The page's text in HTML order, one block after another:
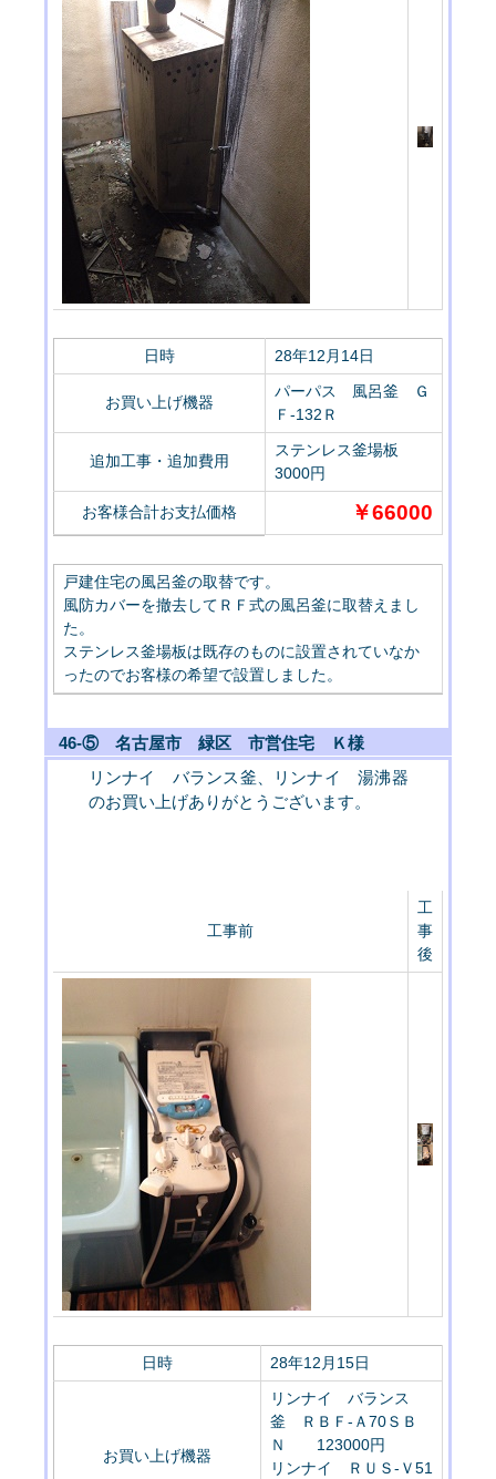
日時 28年12月14日
お買い上げ機器
パーパス 風呂釜 Ｇ
Ｆ-132Ｒ
追加工事・追加費用
ステンレス釜場板
3000円
お客様合計お支払価格 ￥66000
戸建住宅の風呂釜の取替です。
風防カバーを撤去してＲＦ式の風呂釜に取替えまし
た。
ステンレス釜場板は既存のものに設置されていなか
ったのでお客様の希望で設置しました。
46-⑤ 名古屋市 緑区 市営住宅 Ｋ様
リンナイ バランス釜、リンナイ 湯沸器
のお買い上げありがとうございます。
工事前
工
事
後
日時 28年12月15日
お買い上げ機器
リンナイ バランス
釜 ＲＢＦ-Ａ70ＳＢ
Ｎ 123000円
リンナイ ＲＵＳ-Ｖ51